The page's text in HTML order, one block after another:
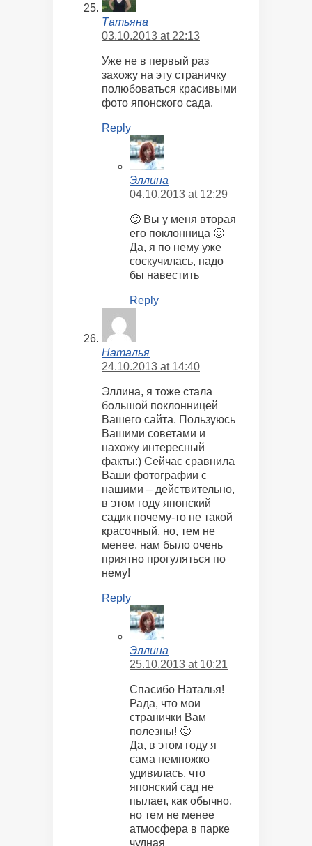
Татьяна
03.10.2013 at 22:13
Уже не в первый раз
захожу на эту страничку
полюбоваться красивыми
фото японского сада.
Reply
Эллина
04.10.2013 at 12:29
🙂 Вы у меня вторая
его поклонница 🙂
Да, я по нему уже
соскучилась, надо
бы навестить
Reply
Наталья
24.10.2013 at 14:40
Эллина, я тоже стала
большой поклонницей
Вашего сайта. Пользуюсь
Вашими советами и
нахожу интересный
факты:) Сейчас сравнила
Ваши фотографии с
нашими – действительно,
в этом году японский
садик почему-то не такой
красочный, но, тем не
менее, нам было очень
приятно прогуляться по
нему!
Reply
Эллина
25.10.2013 at 10:21
Спасибо Наталья!
Рада, что мои
странички Вам
полезны! 🙂
Да, в этом году я
сама немножко
удивилась, что
японский сад не
пылает, как обычно,
но тем не менее
атмосфера в парке
чудная